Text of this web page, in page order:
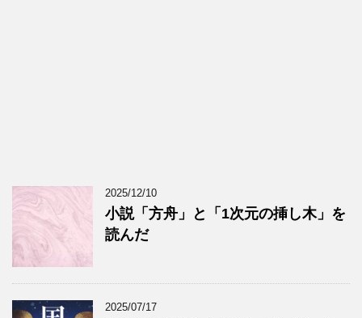
2025/12/10
小説「方舟」と「1次元の挿し木」を
読んだ
2025/07/17